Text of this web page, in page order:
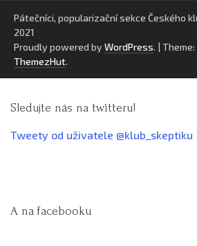
Pátečníci, popularizační sekce Českého
2021
Proudly powered by WordPress. |
ThemezHut.
Sledujte nás na twitteru!
Tweety od uživatele @klub_skeptiku
A na facebooku